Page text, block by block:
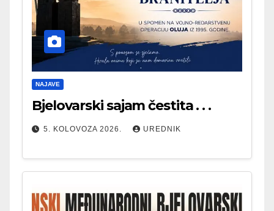
NAJAVE
Bjelovarski sajam čestita . . .
5. KOLOVOZA 2026. UREDNIK